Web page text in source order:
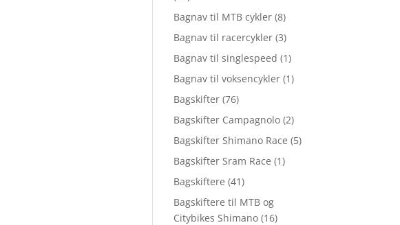
Bagnav til MTB cykler (8)
Bagnav til racercykler (3)
Bagnav til singlespeed (1)
Bagnav til voksencykler (1)
Bagskifter (76)
Bagskifter Campagnolo (2)
Bagskifter Shimano Race (5)
Bagskifter Sram Race (1)
Bagskiftere (41)
Bagskiftere til MTB og
Citybikes Shimano (16)